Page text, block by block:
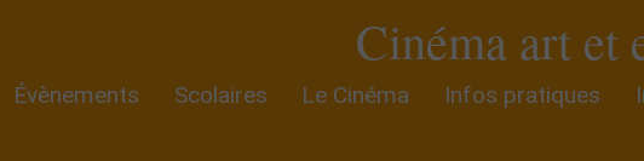
Cinéma art et
Évènements Scolaires Le Cinéma Infos pratiques